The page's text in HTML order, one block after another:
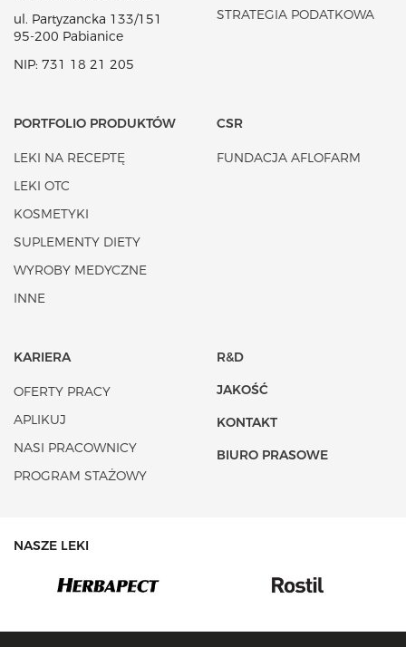
ul. Partyzancka 133/151
95-200 Pabianice
NIP: 731 18 21 205
STRATEGIA PODATKOWA
PORTFOLIO PRODUKTÓW
LEKI NA RECEPTĘ
LEKI OTC
KOSMETYKI
SUPLEMENTY DIETY
WYROBY MEDYCZNE
INNE
CSR
FUNDACJA AFLOFARM
KARIERA
OFERTY PRACY
APLIKUJ
NASI PRACOWNICY
PROGRAM STAŻOWY
R&D
JAKOŚĆ
KONTAKT
BIURO PRASOWE
NASZE LEKI